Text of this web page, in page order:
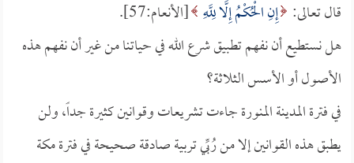
قال تعالى: إِنِ الْحُكْمُ إِلَّا لِلَّهِ [الأنعام:57].
هل نستطيع أن نفهم تطبيق شرع الله في حياتنا من غير أن نفهم هذه
الأصول أو الأسس الثلاثة؟
في فترة المدينة المنورة جاءت تشريعات وقوانين كثيرة جداً، ولن
يطبق هذه القوانين إلا من رُبِّي تربية صادقة صحيحة في فترة مكة